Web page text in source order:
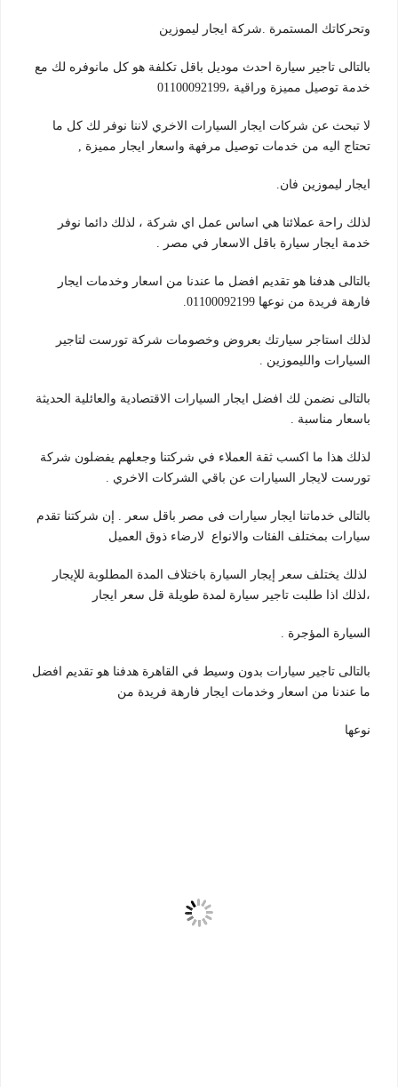
وتحركاتك المستمرة .شركة ايجار ليموزين
بالتالى تاجير سيارة احدث موديل باقل تكلفة هو كل مانوفره لك مع
خدمة توصيل مميزة وراقية ،01100092199
لا تبحث عن شركات ايجار السيارات الاخري لاننا نوفر لك كل ما
تحتاج اليه من خدمات توصيل مرفهة واسعار ايجار مميزة ,
ايجار ليموزين فان.
لذلك راحة عملائنا هي اساس عمل اي شركة ، لذلك دائما نوفر
خدمة ايجار سيارة باقل الاسعار في مصر .
بالتالى هدفنا هو تقديم افضل ما عندنا من اسعار وخدمات ايجار
فارهة فريدة من نوعها 01100092199.
لذلك استاجر سيارتك بعروض وخصومات شركة تورست لتاجير
السيارات والليموزين .
بالتالى نضمن لك افضل ايجار السيارات الاقتصادية والعائلية الحديثة
باسعار مناسبة .
لذلك هذا ما اكسب ثقة العملاء في شركتنا وجعلهم يفضلون شركة
تورست لايجار السيارات عن باقي الشركات الاخري .
بالتالى خدماتنا ايجار سيارات فى مصر باقل سعر . إن شركتنا تقدم
سيارات بمختلف الفئات والانواع لارضاء ذوق العميل
​ لذلك يختلف سعر إيجار السيارة باختلاف المدة المطلوبة للإيجار
،لذلك اذا طلبت تاجير سيارة لمدة طويلة قل سعر ايجار
السيارة المؤجرة .
بالتالى تاجير سيارات بدون وسيط في القاهرة هدفنا هو تقديم افضل
ما عندنا من اسعار وخدمات ايجار فارهة فريدة من
نوعها